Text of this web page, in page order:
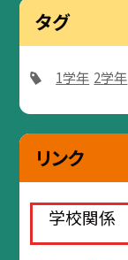
タグ
1学年 2学年
リンク
学校関係